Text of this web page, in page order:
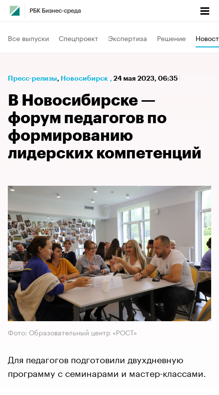
Все выпуски Спецпроект Экспертиза Решение
Пресс-релизы⁠, Новосибирск , 24 мая 2023, 06:35
В Новосибирске —
форум педагогов по
формированию
лидерских компетенций
Фото: Образовательный центр «РОСТ»
Для педагогов подготовили двухдневную
программу с семинарами и мастер-классами.